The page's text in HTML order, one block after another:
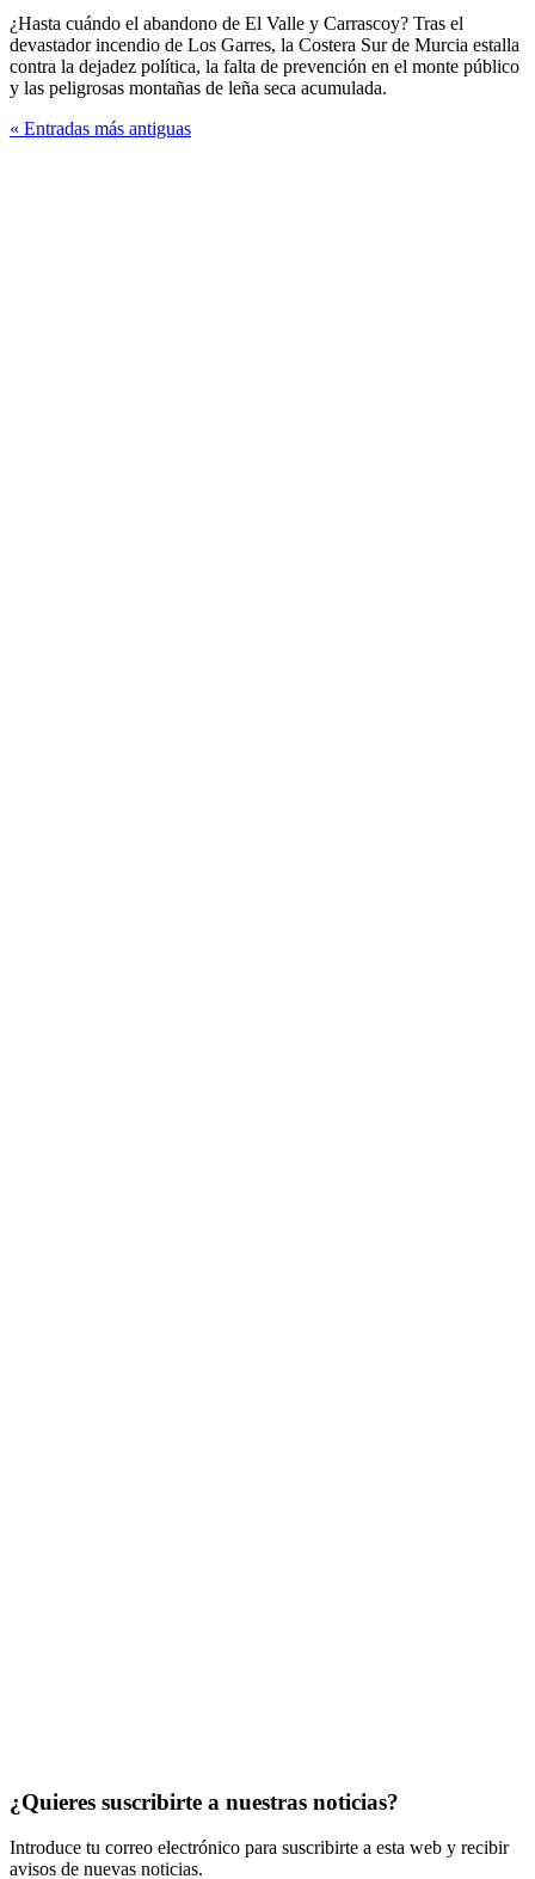
¿Hasta cuándo el abandono de El Valle y Carrascoy? Tras el
devastador incendio de Los Garres, la Costera Sur de Murcia estalla
contra la dejadez política, la falta de prevención en el monte público
y las peligrosas montañas de leña seca acumulada.
« Entradas más antiguas
¿Quieres suscribirte a nuestras noticias?
Introduce tu correo electrónico para suscribirte a esta web y recibir
avisos de nuevas noticias.